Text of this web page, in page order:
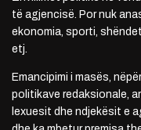
të agjencisë. Por nuk
ekonomia, sporti,
etj.
Emancipimi i masës,
politikave redaksionale,
lexuesit dhe ndjekësit e